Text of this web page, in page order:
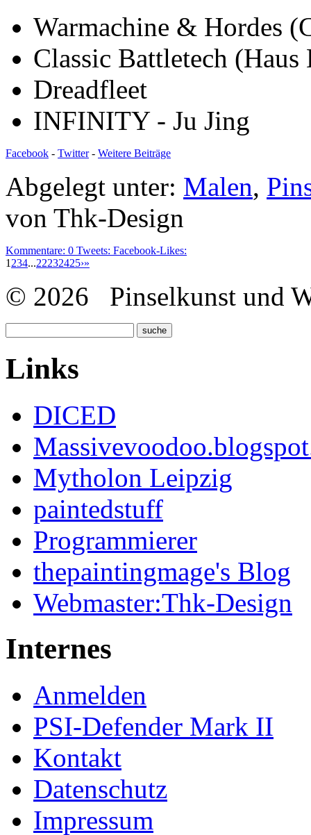
Warmachine & Hordes
Classic Battletech
Dreadfleet
INFINITY - Ju Jing
Facebook - Twitter- Weitere Beiträge
Abgelegt unter: Malen,
von Thk-Design
Kommentare: 0 Tweets: Facebook-Likes:
1 234...22232425›»
© 2026 Pinselkunst und
Links
DICED
Mytholon Leipzig
paintedstuff
Programmierer
thepaintingmage's Blog
Webmaster:Thk-Design
Internes
Anmelden
PSI-Defender Mark II
Kontakt
Datenschutz
Impressum